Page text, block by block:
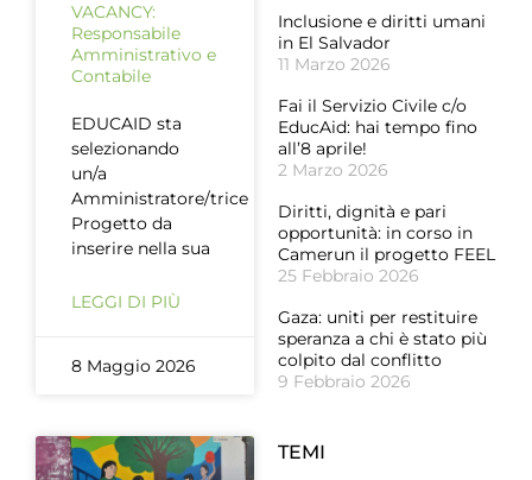
VACANCY:
Responsabile
Amministrativo e
Contabile
EDUCAID sta
selezionando
un/a
Amministratore/trice
Progetto da
inserire nella sua
LEGGI DI PIÙ
8 Maggio 2026
Inclusione e diritti umani
in El Salvador
11 Marzo 2026
Fai il Servizio Civile c/o
EducAid: hai tempo fino
all’8 aprile!
2 Marzo 2026
Diritti, dignità e pari
opportunità: in corso in
Camerun il progetto FEEL
25 Febbraio 2026
Gaza: uniti per restituire
speranza a chi è stato più
colpito dal conflitto
9 Febbraio 2026
TEMI